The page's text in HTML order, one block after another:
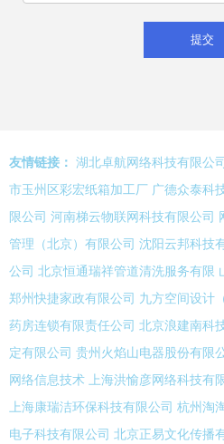
友情链接： 湖北卓航网络科技有限公司
市玉州区彩宏纸箱加工厂 广德众泰科
限公司 河南梯云物联网科技有限公司
管理（北京）有限公司 沈阳云邦科技
公司 北京恒通瑞祥管道清洗服务有限
郑州快捷家政有限公司 九方空间设计
药房连锁有限责任公司 北京浪建南科
定有限公司 贵州火焰山电器股份有限
网络信息技术
上海洪愉彦网络科技有
上海康瑞洁环保科技有限公司 杭州淘
电子科技有限公司 北京正易文化传播